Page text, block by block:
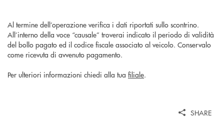
Al termine dell’operazione verifica i dati riportati sullo scontrino.
All’interno della voce “causale” troverai indicato il periodo di validità
del bollo pagato ed il codice fiscale associato al veicolo. Conservalo
come ricevuta di avvenuto pagamento.
Per ulteriori informazioni chiedi alla tua filiale.
SHARE